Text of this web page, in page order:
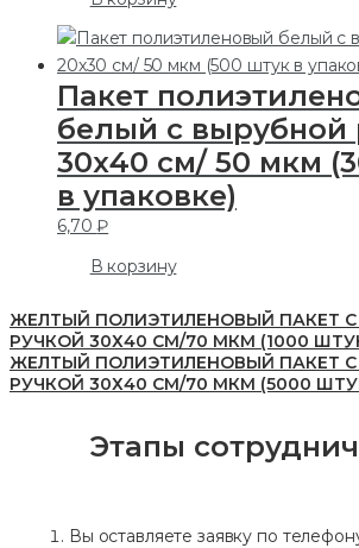
Пакет
белый с вырубной
30х40 см/ 50 мкм
в упаковке)
6,70₽
В корзину
ЖЕЛТЫЙ ПОЛИЭТИЛЕНОВЫЙ ПАКЕТ
РУЧКОЙ 30Х40 СМ/70 МКМ (1000
ЖЕЛТЫЙ ПОЛИЭТИЛЕНОВЫЙ ПАКЕТ
РУЧКОЙ 30Х40 СМ/70 МКМ (5000
Этапы
Вы оставляете заявку по